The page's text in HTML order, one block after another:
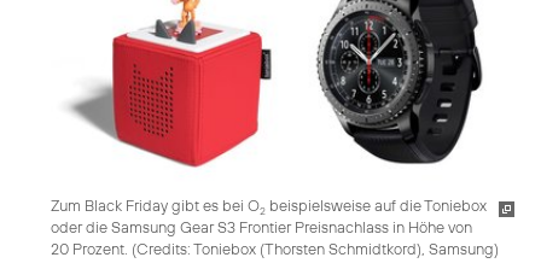
Zum Black Friday gibt es bei O2 beispielsweise auf die Toniebox
oder die Samsung Gear S3 Frontier Preisnachlass in Höhe von
20 Prozent. (Credits: Toniebox (Thorsten Schmidtkord), Samsung)